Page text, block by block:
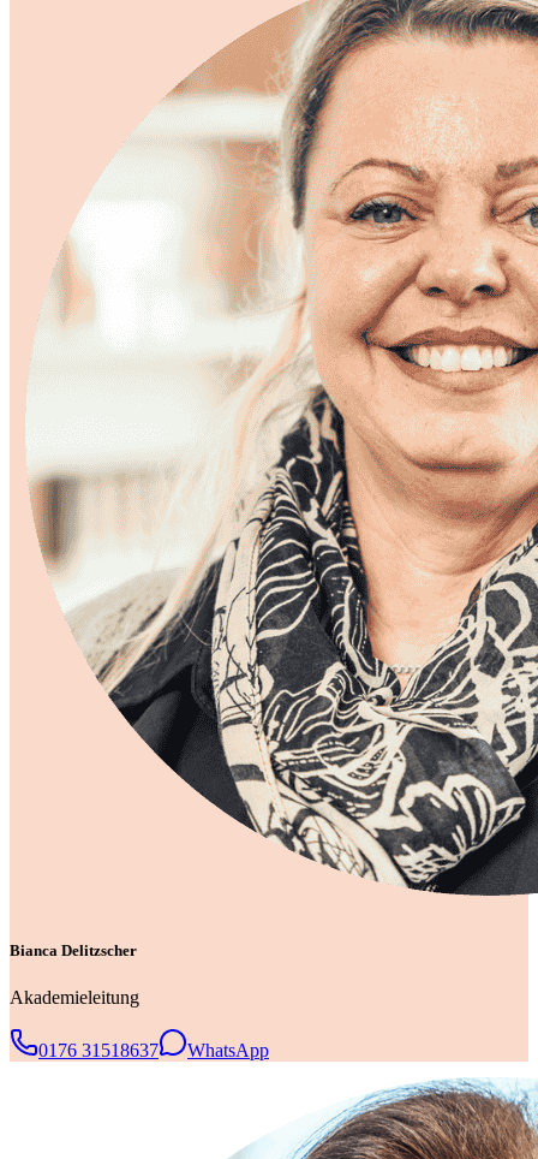
Bianca Delitzscher
Akademieleitung
0176 31518637 WhatsApp